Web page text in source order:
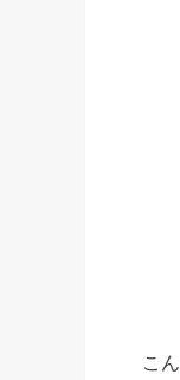
こ